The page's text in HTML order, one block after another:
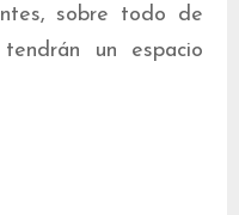
sobre todo de
un espacio